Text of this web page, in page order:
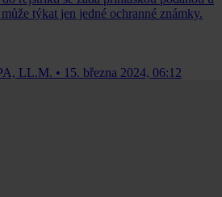
týkat jen jedné ochranné známky.
LL.M. • 15. března 2024, 06:12